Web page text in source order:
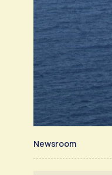
Newsroom